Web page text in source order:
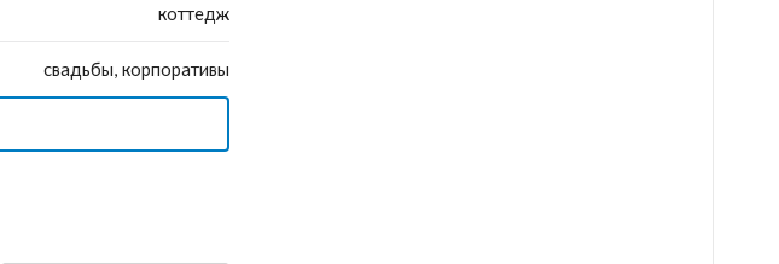
коттедж
свадьбы, корпоративы